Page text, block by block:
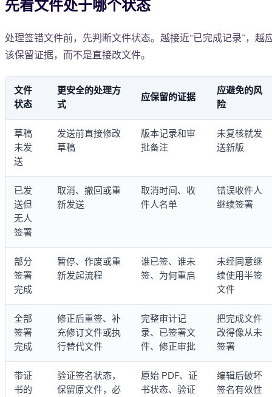
先看文件处于哪个状态
处理签错文件前，先判断文件状态。越接近“已完成记录”，越
该保留证据，而不是直接改文件。
文件
状态
更安全的处理方
式
应保留的证据
应避免的风
险
草稿
未发
送
发送前直接修改
草稿
版本记录和审
批备注
未复核就发
送新版
已发
送但
无人
签署
取消、撤回或重
新发送
取消时间、收
件人名单
错误收件人
继续签署
部分
签署
完成
暂停、作废或重
新发起流程
谁已签、谁未
签、为何重启
未经同意继
续使用半签
文件
全部
签署
完成
修正后重签、补
充修订文件或执
行替代文件
完整审计记
录、已签署文
件、修正审批
把完成文件
改得像从未
签署
带证
书的
验证签名状态，
保留原文件，必
原始 PDF、证
书状态、验证
编辑后破坏
签名有效性